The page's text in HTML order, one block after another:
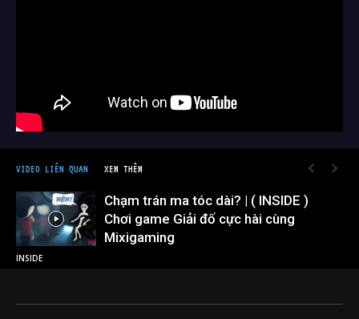
VIDEO LIÊN QUAN XEM THÊM
INSIDE
Chạm trán ma tóc dài? | ( INSIDE )
Chơi game Giải đố cực hài cùng
Mixigaming